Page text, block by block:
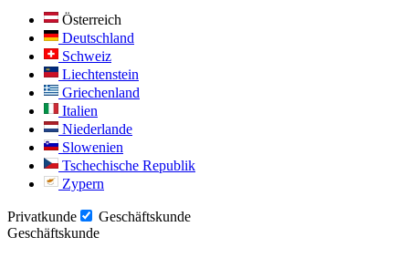
Österreich
Deutschland
Schweiz
Liechtenstein
Griechenland
Italien
Niederlande
Slowenien
Tschechische Republik
Zypern
Privatkunde
Geschäftskunde
Geschäftskunde